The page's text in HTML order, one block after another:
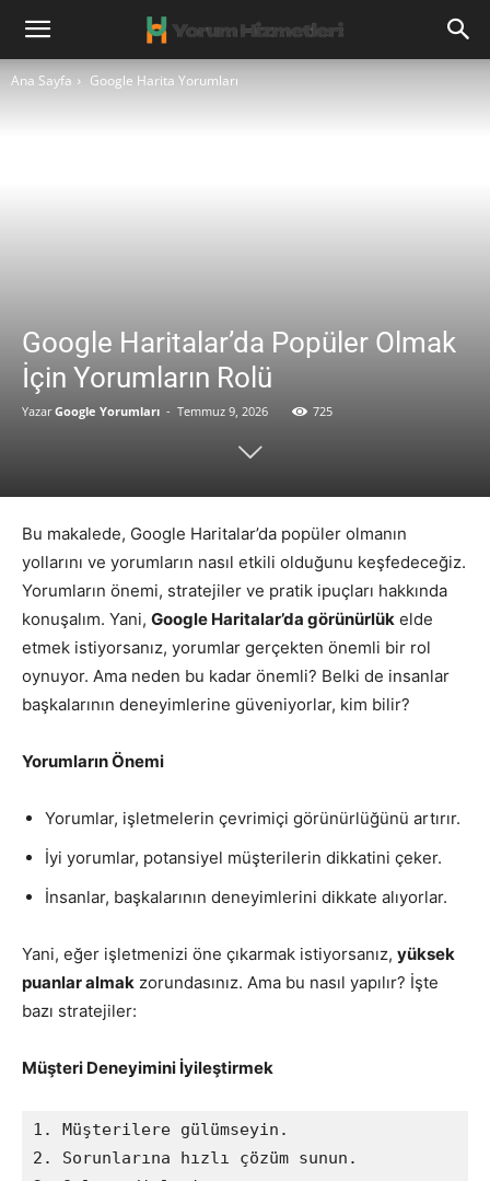
Ana Sayfa Google Harita Yorumları
Google Haritalar’da Popüler Olmak
İçin Yorumların Rolü
YazarGoogle Yorumları - Temmuz 9, 2026 725
Bu makalede, Google Haritalar’da popüler olmanın
yollarını ve yorumların nasıl etkili olduğunu keşfedeceğiz.
Yorumların önemi, stratejiler ve pratik ipuçları hakkında
konuşalım. Yani, Google Haritalar’da görünürlük elde
etmek istiyorsanız, yorumlar gerçekten önemli bir rol
oynuyor. Ama neden bu kadar önemli? Belki de insanlar
başkalarının deneyimlerine güveniyorlar, kim bilir?
Yorumların Önemi
Yorumlar, işletmelerin çevrimiçi görünürlüğünü artırır.
İyi yorumlar, potansiyel müşterilerin dikkatini çeker.
İnsanlar, başkalarının deneyimlerini dikkate alıyorlar.
Yani, eğer işletmenizi öne çıkarmak istiyorsanız, yüksek
puanlar almak zorundasınız. Ama bu nasıl yapılır? İşte
bazı stratejiler:
Müşteri Deneyimini İyileştirmek
1. Müşterilere gülümseyin.
2. Sorunlarına hızlı çözüm sunun.